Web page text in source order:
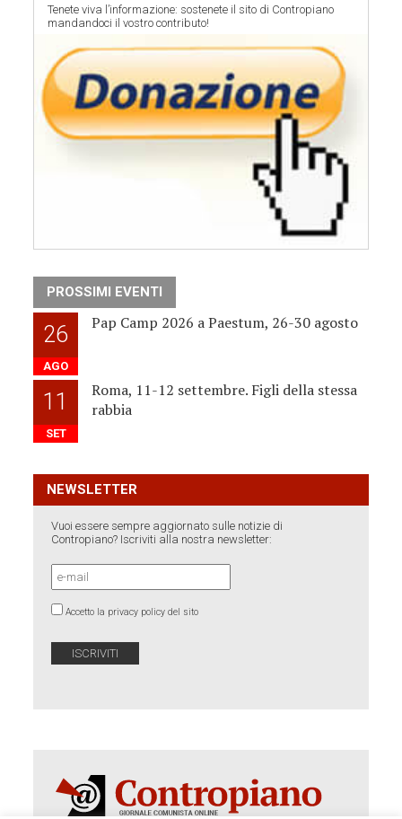
Tenete viva l’informazione: sostenete il sito di Contropiano
mandandoci il vostro contributo!
PROSSIMI EVENTI
26
AGO
Pap Camp 2026 a Paestum, 26-30 agosto
11
SET
Roma, 11-12 settembre. Figli della stessa
rabbia
NEWSLETTER
Vuoi essere sempre aggiornato sulle notizie di
Contropiano? Iscriviti alla nostra newsletter:
Accetto la privacy policy del sito